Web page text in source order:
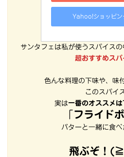
Yahoo!ショッピン
サンタフェは私が使うスパイスの
超おすすめスパ
色んな料理の下味や、味
このスパイ
実は一番のオススメは
フライド
バターと一緒に食べ
飛ぶぞ！